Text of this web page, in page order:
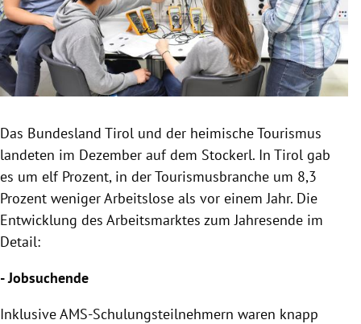
Untermenü
Untermenü
Untermenü
Untermenü
Das Bundesland Tirol und der heimische Tourismus
landeten im Dezember auf dem Stockerl. In Tirol gab
es um elf Prozent, in derTourismusbranche um 8,3
Prozent weniger Arbeitslose als vor einem Jahr. Die
Entwicklung des Arbeitsmarktes zum Jahresende im
Detail:
- Jobsuchende
Inklusive AMS-Schulungsteilnehmern waren knapp